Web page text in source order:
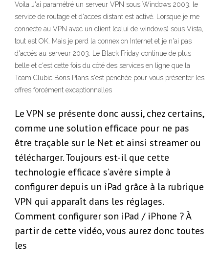
Voila J'ai paramétré un serveur VPN sous Windows 2003, le
service de routage et d'acces distant est activé. Lorsque je me
connecte au VPN avec un client (celui de windows) sous Vista,
tout est OK. Mais je perd la connexion Internet et je n'ai pas
d'accés au serveur 2003. Le Black Friday continue de plus
belle et c'est cette fois du côté des services en ligne que la
Team Clubic Bons Plans s'est penchée pour vous présenter les
offres forcément exceptionnelles
Le VPN se présente donc aussi, chez certains,
comme une solution efficace pour ne pas
être traçable sur le Net et ainsi streamer ou
télécharger. Toujours est-il que cette
technologie efficace s’avère simple à
configurer depuis un iPad grâce à la rubrique
VPN qui apparaît dans les réglages.
Comment configurer son iPad / iPhone ? À
partir de cette vidéo, vous aurez donc toutes
les